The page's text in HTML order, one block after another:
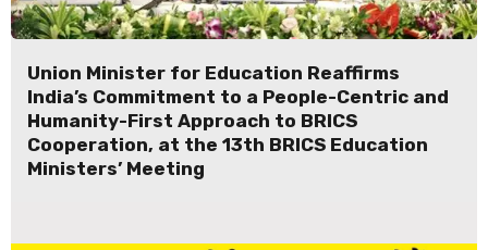
Union Minister for Education Reaffirms
India’s Commitment to a People-Centric and
Humanity-First Approach to BRICS
Cooperation, at the 13th BRICS Education
Ministers’ Meeting